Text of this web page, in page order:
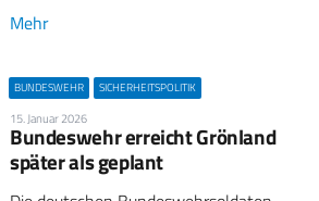
Mehr
BUNDESWEHR SICHERHEITSPOLITIK
15. Januar 2026
Bundeswehr erreicht Grönland
später als geplant